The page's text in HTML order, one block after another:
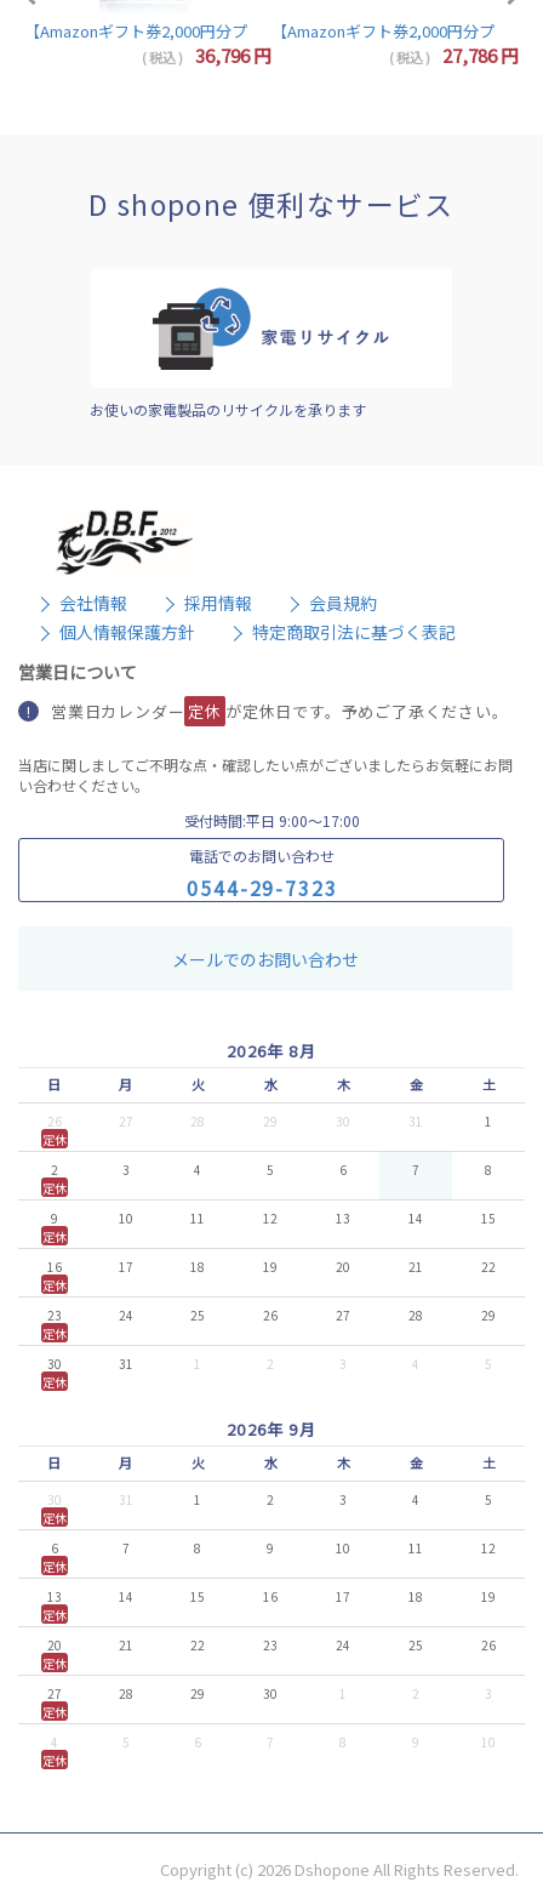
【Amazonギフト券2,000円分プレゼント】東芝 レグザ テレビ 32インチ
( 税込 ) 36,796円 ( 税込 ) 27,786円
D shopone 便利なサービス
お使いの家電製品のリサイクルを承ります
会社情報 採用情報
会員規約
個人情報保護方針
特定商取引法に基づく表記
営業日について
! 営業日カレンダー 定休 が定休日です。予めご了承ください。
当店に関しましてご不明な点・確認したい点がございましたらお気軽にお問
い合わせください。
受付時間:平日 9:00〜17:00
電話でのお問い合わせ
0544-29-7323
メールでのお問い合わせ
2026年 8月
日 月 火 水 木 金 土
26 27 28 29 30 31
1
定休
2
3 4 5 6 7
8
定休
9
10 11 12 13 14
15
定休
16
17 18 19 20 21
22
定休
23
24 25 26 27 28
29
定休
30
31 1 2 3 4
5
定休
2026年 9月
日 月 火 水 木 金 土
30 31 1 2 3 4
5
定休
6
7 8 9 10 11
12
定休
13
14 15 16 17 18
19
定休
20
21 22 23 24 25
26
定休
27
28 29 30 1 2
3
定休
4
5 6 7 8 9
10
定休
Copyright (c) 2026 Dshopone All Rights Reserved.